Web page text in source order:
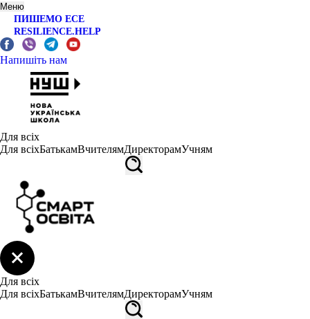
Меню
ПИШЕМО ЕСЕ
RESILIENCE.HELP
Напишіть нам
Для всіх
Для всіхБатькамВчителямДиректорамУчням
Для всіх
Для всіхБатькамВчителямДиректорамУчням